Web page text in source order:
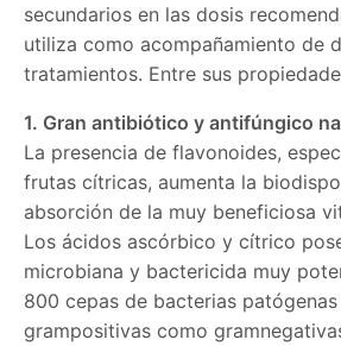
secundarios en las dosis
utiliza como acompañamiento de
tratamientos. Entre sus
1. Gran antibiótico y antifúngico
La presencia de flavonoides,
frutas cítricas, aumenta la
absorción de la muy beneficiosa
Los ácidos ascórbico y cítrico
microbiana y bactericida muy
800 cepas de bacterias
grampositivas como